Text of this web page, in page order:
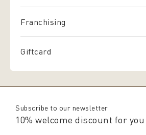
Franchising
Giftcard
Subscribe to our newsletter
10% welcome discount for you